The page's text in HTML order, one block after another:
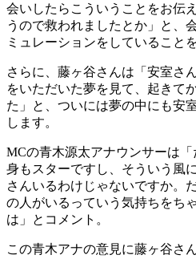
会いしたらこういうことをお伝
うので救われましたとか」と、
ミュレーションをしていること
さらに、藤ヶ谷さんは「安室さ
をいただいた夢を見て、起きて
た」と、ついには夢の中にも安
します。
MCの青木源太アナウンサーは
身もスターですし、そういう風
さんいるわけじゃないですか。
の人がいるっていう気持ちをち
は」とコメント。
この青木アナの意見に藤ヶ谷さ